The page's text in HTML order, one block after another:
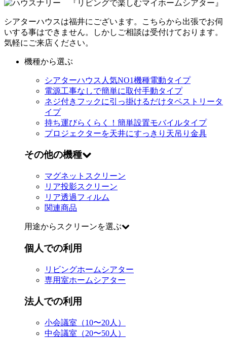
シアターハウスは福井にございます。こちらから出張でお伺
いする事はできません。しかしご相談は受付けております。
気軽にご来店ください。
機種から選ぶ
シアターハウス人気NO1機種電動タイプ
電源工事なしで簡単に取付手動タイプ
ネジ付きフックに引っ掛けるだけタペストリータ
イプ
持ち運びらくらく！簡単設置モバイルタイプ
プロジェクターを天井にすっきり 天吊り金具
その他の機種
マグネットスクリーン
リア投影スクリーン
リア透過フィルム
関連商品
用途からスクリーンを選ぶ
個人での利用
リビングホームシアター
専用室ホームシアター
法人での利用
小会議室（10〜20人）
中会議室（20〜50人）